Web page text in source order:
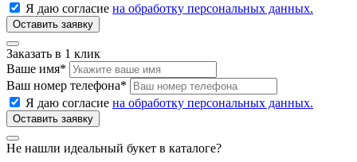
Я даю согласие на обработку персональных данных.
Заказать в 1 клик
Ваше имя*
Ваш номер телефона*
Я даю согласие на обработку персональных данных.
Не нашли идеальный букет в каталоге?